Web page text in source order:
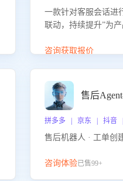
一款针对客服会话进
联动，持续提升”为
联动，持续提升客服
咨询获取报价
售后
拼多多 | 京东 | 抖音
售后机器人 · 工单创
咨询体验已售99+